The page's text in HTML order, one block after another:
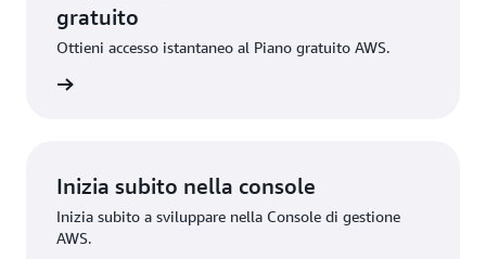
gratuito
Ottieni accesso istantaneo al Piano gratuito AWS.
Inizia subito nella console
Inizia subito a sviluppare nella Console di gestione
AWS.